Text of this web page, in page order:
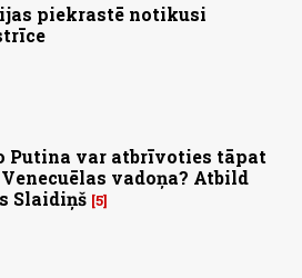
piekrastē notikusi
Putina var atbrīvoties tāpat
vadoņa? Atbild
Slaidiņš 5